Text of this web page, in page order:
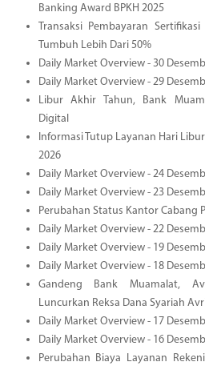
Banking Award BPKH 2025
Transaksi Pembayaran
Tumbuh Lebih Dari 50%
Daily Market Overview - 30
Daily Market Overview - 29
Libur Akhir Tahun, Bank
Digital
Informasi Tutup Layanan Hari
2026
Daily Market Overview - 24
Daily Market Overview - 23
Perubahan Status Kantor Cabang
Daily Market Overview - 22
Daily Market Overview - 19
Daily Market Overview - 18
Gandeng Bank Muamalat,
Luncurkan Reksa Dana Syariah
Daily Market Overview - 17
Daily Market Overview - 16
Perubahan Biaya Layanan